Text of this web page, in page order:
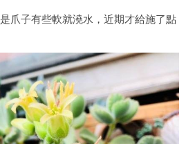
爪子有些軟就澆水，近期才給施了點